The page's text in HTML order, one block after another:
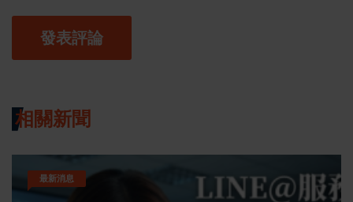
發表評論
相關新聞
最新消息